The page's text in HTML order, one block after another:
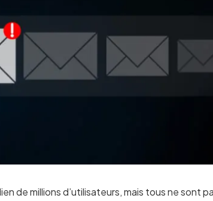
de millions d’utilisateurs, mais tous ne sont